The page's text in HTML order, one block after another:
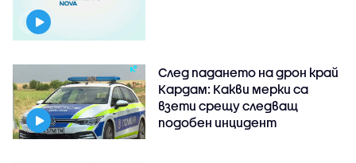
След падането на дрон край
Кардам: Какви мерки са
взети срещу следващ
подобен инцидент